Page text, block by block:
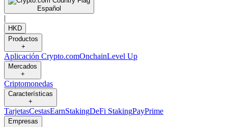
Español
|
HKD
Productos
+
Aplicación Crypto.comOnchainLevel Up
Mercados
+
Criptomonedas
Características
+
TarjetasCestasEarnStakingDeFi StakingPayPrime
Empresas